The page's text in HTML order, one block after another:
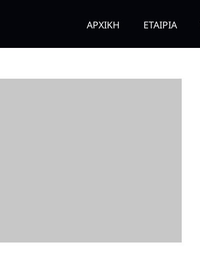
ΑΡΧΙΚΗ ΕΤΑΙΡΙΑ